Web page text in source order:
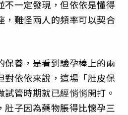
不一定發現，但依依是懂得
，難怪兩人的頻率可以契合
保養，是看到驗孕棒上的兩
對依依來說，這場「肚皮保
管時期就已經悄悄開打。
肚子因為藥物脹得比懷孕三